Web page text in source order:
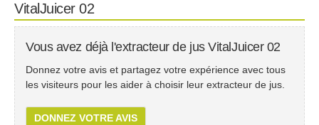
VitalJuicer 02
Vous avez déjà l'extracteur de jus VitalJuicer 02
Donnez votre avis et partagez votre expérience avec tous
les visiteurs pour les aider à choisir leur extracteur de jus.
DONNEZ VOTRE AVIS